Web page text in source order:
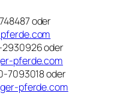
oder
2930926 oder
pferde.com
7093018 oder
pferde.com